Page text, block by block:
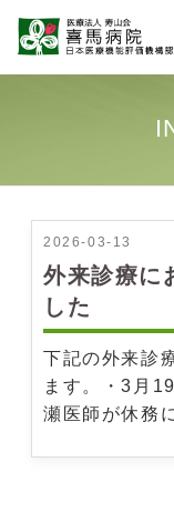
2026-03-13
外来診療に
した
下記の外来診
ます。・3月
瀬医師が休務